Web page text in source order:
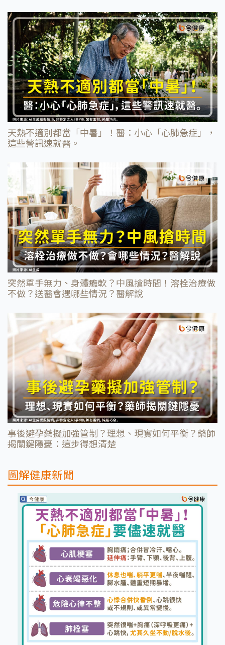
天熱不適別都當「中暑」！醫：小心「心肺急症」，
這些警訊速就醫。
突然單手無力、身體癱軟？中風搶時間！溶栓治療做
不做？送醫會遇哪些情況？醫解說
事後避孕藥擬加強管制？理想、現實如何平衡？藥師
揭關鍵隱憂：這步得想清楚
圖解健康新聞